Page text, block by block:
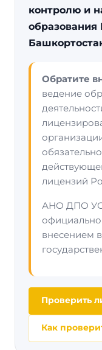
контролю и
образования
Обратите
ведение
лицензий
АНО ДПО
внесением
Проверить
Как